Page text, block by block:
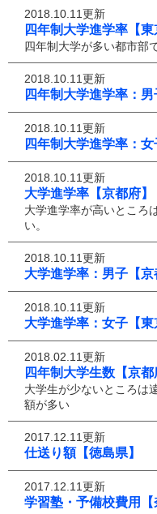
2018.10.11更新
四年制大学進学率【東
四年制大学が多い都市部
2018.10.11更新
四年制大学進学率：男
2018.10.11更新
四年制大学進学率：女
2018.10.11更新
大学進学率【京都府】
大学進学率が高いところ
い。
2018.10.11更新
大学進学率：男子【京
2018.10.11更新
大学進学率：女子【東
2018.02.11更新
四年制大学生数【京都
大学生が少ないところは
額が多い
2017.12.11更新
仕送り額【徳島県】
2017.12.11更新
学習塾・予備校費用【